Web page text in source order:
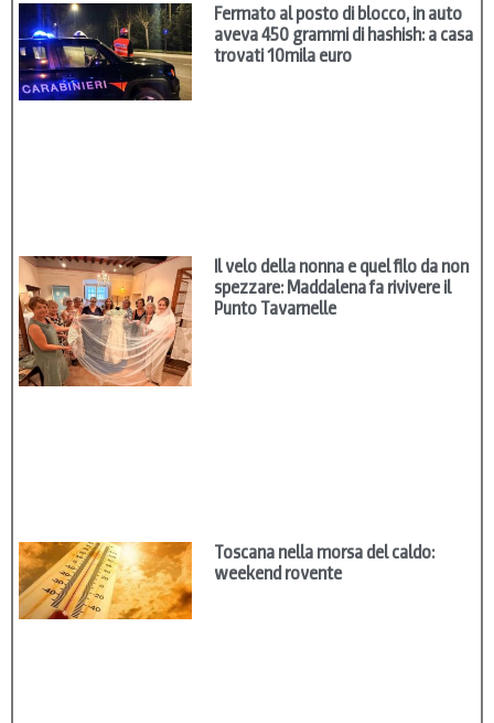
Fermato al posto di blocco, in auto
aveva 450 grammi di hashish: a casa
trovati 10mila euro
Il velo della nonna e quel filo da non
spezzare: Maddalena fa rivivere il
Punto Tavarnelle
Toscana nella morsa del caldo:
weekend rovente